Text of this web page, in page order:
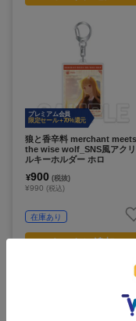
プレミアム会員
限定セール +70%還元
狼と香辛料 merchant meets
the wise wolf_SNS風アクリ
ルキーホルダー ホロ
¥900 (税抜)
¥990 (税込)
在庫あり
カートに追加